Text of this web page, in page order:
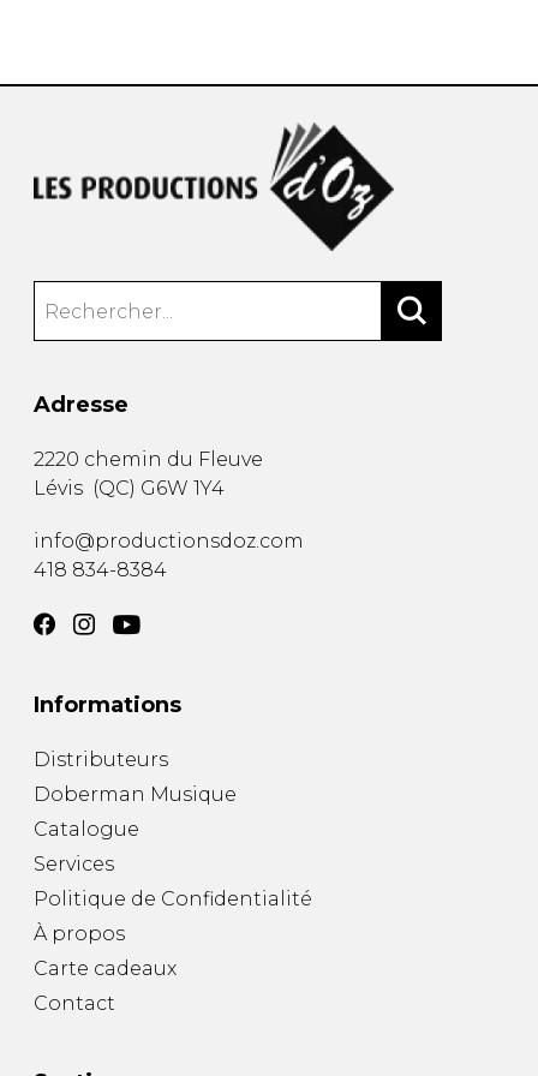
Adresse
2220 chemin du Fleuve
Lévis (QC) G6W 1Y4
info@productionsdoz.com
418 834-8384
Informations
Distributeurs
Doberman Musique
Catalogue
Services
Politique de Confidentialité
À propos
Carte cadeaux
Contact